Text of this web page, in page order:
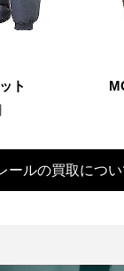
ト
ールの買取につ